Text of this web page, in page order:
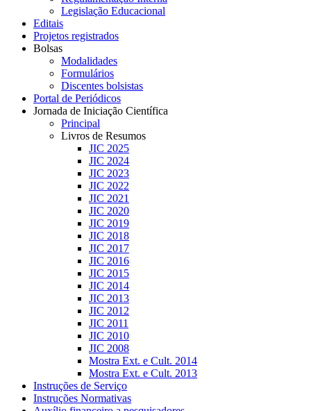
Legislação Educacional
Editais
Projetos registrados
Bolsas
Modalidades
Formulários
Discentes bolsistas
Portal de Periódicos
Jornada de Iniciação Científica
Principal
Livros de Resumos
JIC 2025
JIC 2024
JIC 2023
JIC 2022
JIC 2021
JIC 2020
JIC 2019
JIC 2018
JIC 2017
JIC 2016
JIC 2015
JIC 2014
JIC 2013
JIC 2012
JIC 2011
JIC 2010
JIC 2008
Mostra Ext. e Cult. 2014
Mostra Ext. e Cult. 2013
Instruções de Serviço
Instruções Normativas